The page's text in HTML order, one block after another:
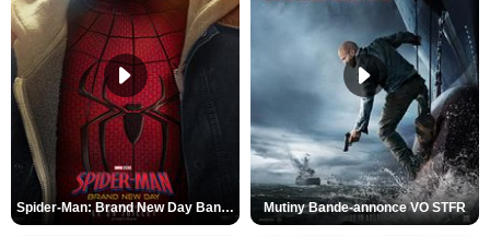
Spider-Man: Brand New Day Bande-annonce VO STFR Mutiny Bande-annonce VO STFR